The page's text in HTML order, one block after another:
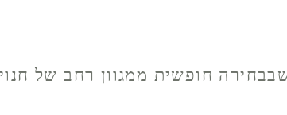
חופשית ממגוון רחב של